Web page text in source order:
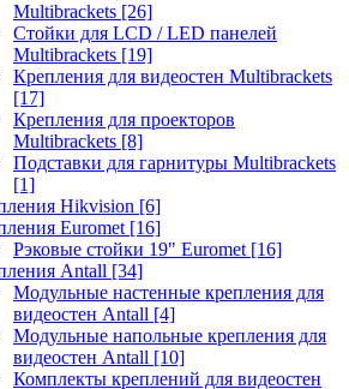
Multibrackets [26]
Стойки для LCD / LED панелей
Multibrackets [19]
Крепления для видеостен Multibrackets
[17]
Крепления для проекторов
Multibrackets [8]
Подставки для гарнитуры Multibrackets
[1]
Hikvision [6]
Euromet [16]
Рэковые стойки 19" Euromet [16]
Antall [34]
Модульные настенные крепления для
видеостен Antall [4]
Модульные напольные крепления для
видеостен Antall [10]
Комплекты креплений для видеостен